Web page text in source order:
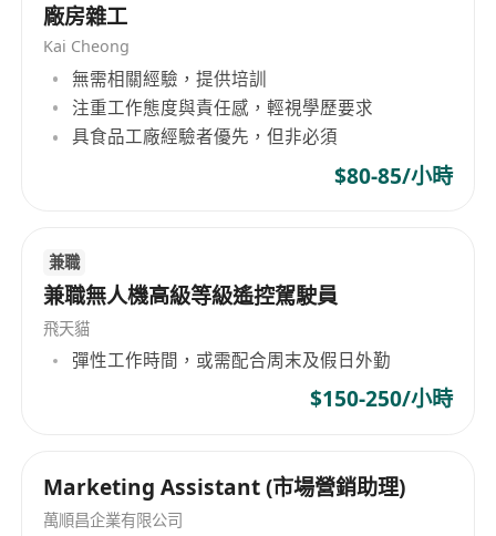
廠房雜工
Kai Cheong
無需相關經驗，提供培訓
注重工作態度與責任感，輕視學歷要求
具食品工廠經驗者優先，但非必須
$80-85/小時
兼職
兼職無人機高級等級遙控駕駛員
飛天貓
彈性工作時間，或需配合周末及假日外勤
$150-250/小時
Marketing Assistant (市場營銷助理)
萬順昌企業有限公司